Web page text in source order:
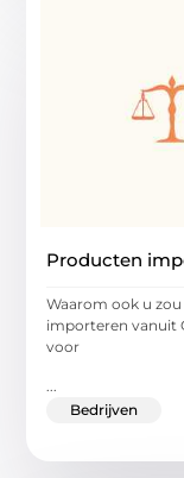
Producten
Waarom ook u
importeren vanuit
voor
Bedrijven